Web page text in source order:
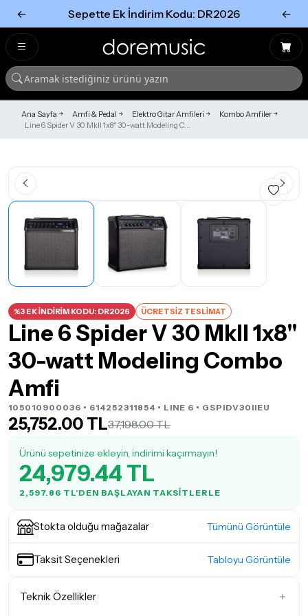
← Sepette Ek İndirim Kodu: DR2026 ←
Ana Sayfa Amfi & Pedal Elektro Gitar Amfileri
Kombo Amfiler
Line 6 Spider V 30 MkII 1x8" 30-watt Modeling C...
%3 EK İNDİRİM KODU: DR2026 ÜCRETSİZ TESLİMAT
Line 6 Spider V 30 MkII 1x8"
30-watt Modeling Combo
Amfi
105010900036 • 614252311854 • LINE 6 • GSPIDV30IIEU
25,752.00 TL37,198.00 TL
Ürünü sepetinize ekleyin, indirimi kaçırmayın!
24,979.44 TL
2,597.86 TL'DEN BAŞLAYAN TAKSITLERLE
Stokta olduğu mağazalar Tümünü Görüntüle
Taksit Seçenekleri Tabloyu Görüntüle
Teknik Özellikler
Tümünü Gör
Tümünü gör